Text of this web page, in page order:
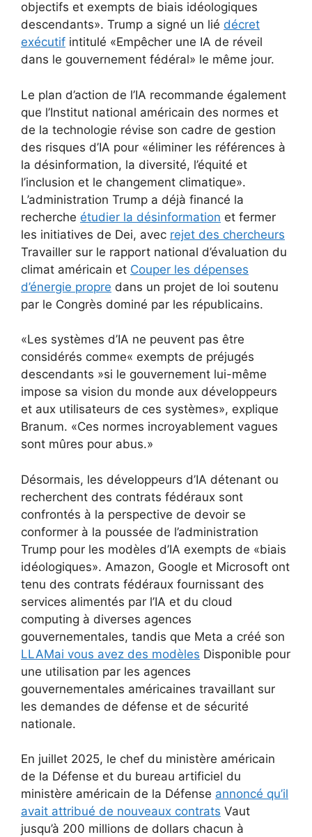
objectifs et exempts de biais idéologiques
descendants». Trump a signé un lié décret
exécutif intitulé «Empêcher une IA de réveil
dans le gouvernement fédéral» le même jour.
Le plan d’action de l’IA recommande également
que l’Institut national américain des normes et
de la technologie révise son cadre de gestion
des risques d’IA pour «éliminer les références à
la désinformation, la diversité, l’équité et
l’inclusion et le changement climatique».
L’administration Trump a déjà financé la
recherche étudier la désinformation et fermer
les initiatives de Dei, avec rejet des chercheurs
Travailler sur le rapport national d’évaluation du
climat américain et Couper les dépenses
d’énergie propre dans un projet de loi soutenu
par le Congrès dominé par les républicains.
«Les systèmes d’IA ne peuvent pas être
considérés comme« exempts de préjugés
descendants »si le gouvernement lui-même
impose sa vision du monde aux développeurs
et aux utilisateurs de ces systèmes», explique
Branum. «Ces normes incroyablement vagues
sont mûres pour abus.»
Désormais, les développeurs d’IA détenant ou
recherchent des contrats fédéraux sont
confrontés à la perspective de devoir se
conformer à la poussée de l’administration
Trump pour les modèles d’IA exempts de «biais
idéologiques». Amazon, Google et Microsoft ont
tenu des contrats fédéraux fournissant des
services alimentés par l’IA et du cloud
computing à diverses agences
gouvernementales, tandis que Meta a créé son
LLAMai vous avez des modèles Disponible pour
une utilisation par les agences
gouvernementales américaines travaillant sur
les demandes de défense et de sécurité
nationale.
En juillet 2025, le chef du ministère américain
de la Défense et du bureau artificiel du
ministère américain de la Défense annoncé qu’il
avait attribué de nouveaux contrats Vaut
jusqu’à 200 millions de dollars chacun à